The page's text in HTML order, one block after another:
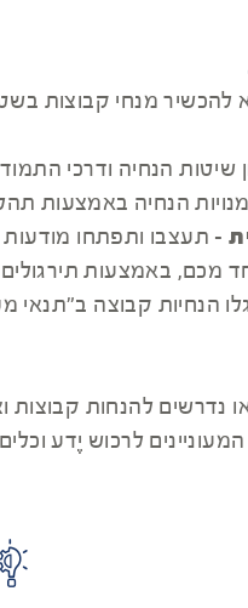
מנחי קבוצות
שיטות הנחיה ודרכי
הנחיה באמצעות
- תעצבו ותפתחו מודעות
מכם, באמצעות תירגולים
הנחיות קבוצה
נדרשים להנחות קבוצות
לרכוש יֶדע